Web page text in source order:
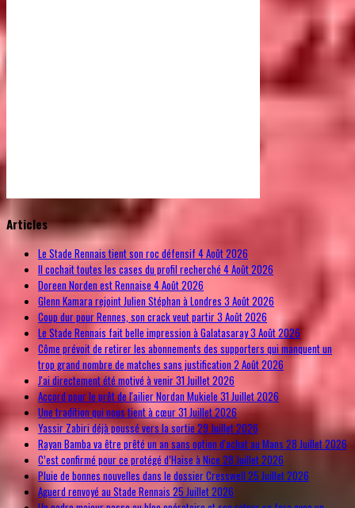
© Free - byVinaGecko.com
Articles
Le Stade Rennais tient son roc défensif 4 Août 2026
Il cochait toutes les cases du profil recherché 4 Août 2026
Doreen Norden est Rennaise 4 Août 2026
Glenn Kamara rejoint Julien Stéphan à Londres 3 Août 2026
Coup dur pour Rennes, son crack veut partir3 Août 2026
Le Stade Rennais fait belle impression à Galatasaray3 Août 2026
Côme prévoit de retirer les abonnements des supporters qui manquent un
trop grand nombre de matches sans justification2 Août 2026
J'ai directement été motivé à venir31 Juillet 2026
Accord pour le prêt de l'ailier Nordan Mukiele31 Juillet 2026
Une tradition qui nous tient à cœur31 Juillet 2026
Yassir Zabiri déjà poussé vers la sortie29 Juillet 2026
Rayan Bamba va être prêté un an sans option d'achat au Mans 28 Juillet 2026
C’est confirmé pour ce protégé d’Haise à Nice 28 Juillet 2026
Pluie de bonnes nouvelles dans le dossier Cresswell25 Juillet 2026
Aguerd renvoyé au Stade Rennais 25 Juillet 2026